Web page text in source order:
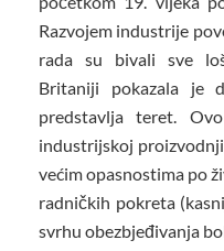
Razvojem industrije
rada su bivali sve
Britaniji pokazala je
predstavlja teret.
industrijskoj
većim opasnostima po
radničkih pokreta
svrhu obezbjeđivanja